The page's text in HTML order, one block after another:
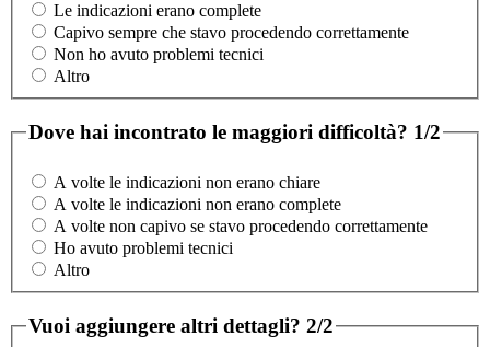
Le indicazioni erano complete
Capivo sempre che stavo procedendo correttamente
Non ho avuto problemi tecnici
Altro
Dove hai incontrato le maggiori difficoltà? 1/2
A volte le indicazioni non erano chiare
A volte le indicazioni non erano complete
A volte non capivo se stavo procedendo correttamente
Ho avuto problemi tecnici
Altro
Vuoi aggiungere altri dettagli? 2/2